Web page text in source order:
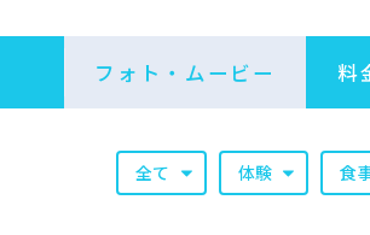
フォト・ ムービー 料
全て 体験 食